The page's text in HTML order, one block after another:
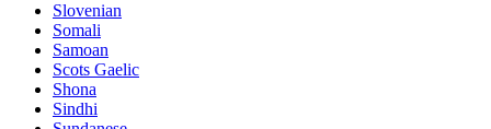
Slovenian
Somali
Samoan
Scots Gaelic
Shona
Sindhi